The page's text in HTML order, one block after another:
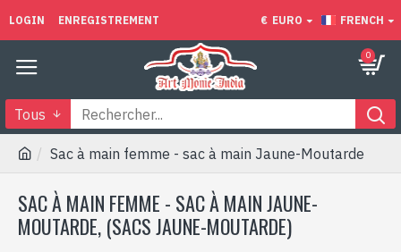
LOGIN ENREGISTREMENT € EURO FRENCH
0
Tous
Sac à main femme - sac à main Jaune-Moutarde
SAC À MAIN FEMME - SAC À MAIN JAUNE-
MOUTARDE, (SACS JAUNE-MOUTARDE)